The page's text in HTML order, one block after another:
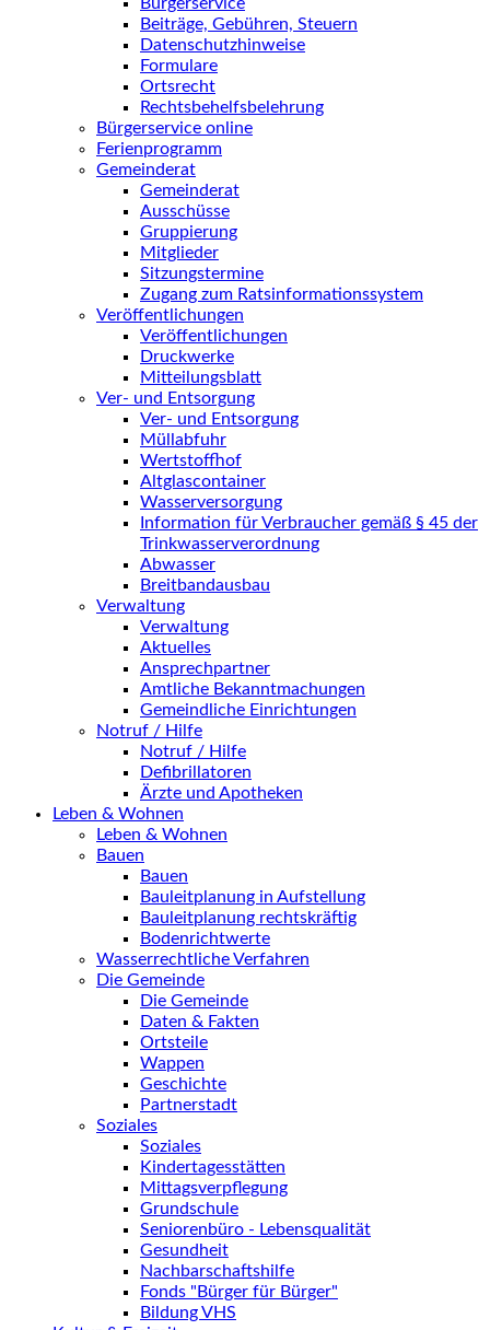
Bürgerservice
Beiträge, Gebühren, Steuern
Datenschutzhinweise
Formulare
Ortsrecht
Rechtsbehelfsbelehrung
Bürgerservice online
Ferienprogramm
Gemeinderat
Gemeinderat
Ausschüsse
Gruppierung
Mitglieder
Sitzungstermine
Zugang zum Ratsinformationssystem
Veröffentlichungen
Veröffentlichungen
Druckwerke
Mitteilungsblatt
Ver- und Entsorgung
Ver- und Entsorgung
Müllabfuhr
Wertstoffhof
Altglascontainer
Wasserversorgung
Information für Verbraucher gemäß § 45 der
Trinkwasserverordnung
Abwasser
Breitbandausbau
Verwaltung
Verwaltung
Aktuelles
Ansprechpartner
Amtliche Bekanntmachungen
Gemeindliche Einrichtungen
Notruf / Hilfe
Notruf / Hilfe
Defibrillatoren
Ärzte und Apotheken
Leben & Wohnen
Leben & Wohnen
Bauen
Bauen
Bauleitplanung in Aufstellung
Bauleitplanung rechtskräftig
Bodenrichtwerte
Wasserrechtliche Verfahren
Die Gemeinde
Die Gemeinde
Daten & Fakten
Ortsteile
Wappen
Geschichte
Partnerstadt
Soziales
Soziales
Kindertagesstätten
Mittagsverpflegung
Grundschule
Seniorenbüro - Lebensqualität
Gesundheit
Nachbarschaftshilfe
Fonds "Bürger für Bürger"
Bildung VHS